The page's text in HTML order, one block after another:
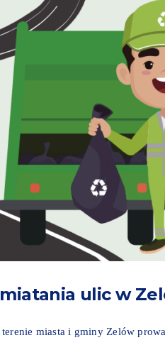
ulic w
miasta i gminy Zelów